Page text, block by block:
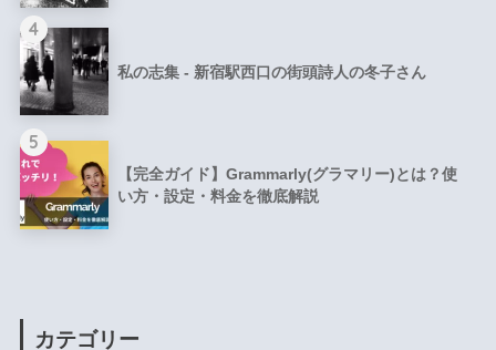
4
私の志集 - 新宿駅西口の街頭詩人の冬子さん
5
【完全ガイド】Grammarly(グラマリー)とは？使
い方・設定・料金を徹底解説
カテゴリー